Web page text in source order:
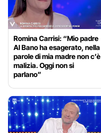
Romina Carrisi: “Mio padre
Al Bano ha esagerato, nella
parole di mia madre non c’è
malizia. Oggi non si
parlano”